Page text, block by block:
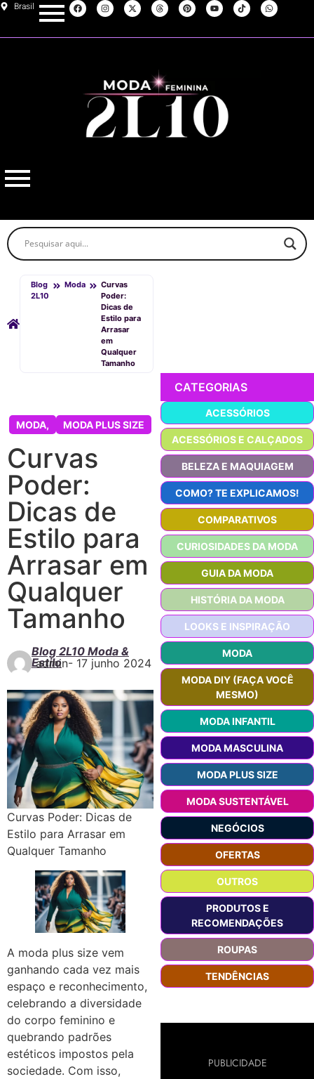
Brasil
Blog
2L10
Moda
Curvas
Poder:
Dicas de
Estilo para
Arrasar
em
Qualquer
Tamanho
MODA, MODA PLUS SIZE
Curvas
Poder:
Dicas de
Estilo para
Arrasar em
Qualquer
Tamanho
Blog 2L10 Moda &
Estilo
admin- 17 junho 2024
Curvas Poder: Dicas de
Estilo para Arrasar em
Qualquer Tamanho
A moda plus size vem
ganhando cada vez mais
espaço e reconhecimento,
celebrando a diversidade
do corpo feminino e
quebrando padrões
estéticos impostos pela
sociedade. Com isso,
CATEGORIAS
ACESSÓRIOS
ACESSÓRIOS E CALÇADOS
BELEZA E MAQUIAGEM
COMO? TE EXPLICAMOS!
COMPARATIVOS
CURIOSIDADES DA MODA
GUIA DA MODA
HISTÓRIA DA MODA
LOOKS E INSPIRAÇÃO
MODA
MODA DIY (FAÇA VOCÊ
MESMO)
MODA INFANTIL
MODA MASCULINA
MODA PLUS SIZE
MODA SUSTENTÁVEL
NEGÓCIOS
OFERTAS
OUTROS
PRODUTOS E
RECOMENDAÇÕES
ROUPAS
TENDÊNCIAS
PUBLICIDADE